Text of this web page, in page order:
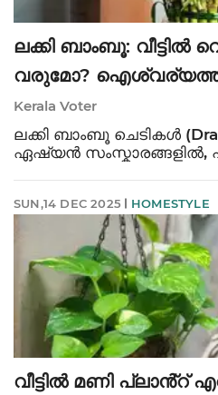
ലക്കി ബാംബൂ: വീട്ടിൽ
വരുമോ?
ഫെങ് ഷൂയി
Kerala Voter
ലക്കി ബാംബൂ ചെടികൾ
ഏഷ്യൻ സംസ്കാരങ്ങളിൽ,
സൂക്ഷിക്കുന്നത് ഭാഗ്യവും
SUN,14 DEC 2025 HOMESTYLE
വീട്ടിൽ മണി പ്ലാൻ്റ്